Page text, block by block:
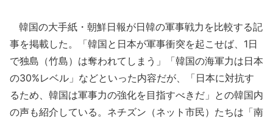
韓国の大手紙・朝鮮日報が日韓の軍事戦力を比較する記
事を掲載した。「韓国と日本が軍事衝突を起こせば、1日
で独島（竹島）は奪われてしまう」「韓国の海軍力は日本
の30%レベル」などといった内容だが、「日本に対抗す
るため、韓国は軍事力の強化を目指すべきだ」との韓国内
の声も紹介している。ネチズン（ネット市民）たちは「南